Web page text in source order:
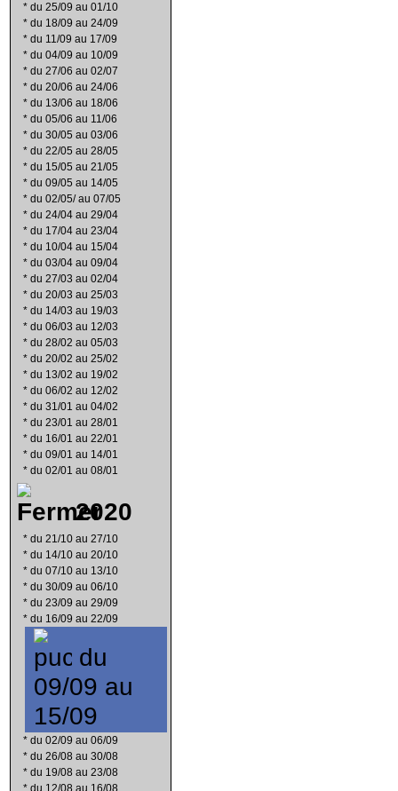
* du 25/09 au 01/10
* du 18/09 au 24/09
* du 11/09 au 17/09
* du 04/09 au 10/09
* du 27/06 au 02/07
* du 20/06 au 24/06
* du 13/06 au 18/06
* du 05/06 au 11/06
* du 30/05 au 03/06
* du 22/05 au 28/05
* du 15/05 au 21/05
* du 09/05 au 14/05
* du 02/05/ au 07/05
* du 24/04 au 29/04
* du 17/04 au 23/04
* du 10/04 au 15/04
* du 03/04 au 09/04
* du 27/03 au 02/04
* du 20/03 au 25/03
* du 14/03 au 19/03
* du 06/03 au 12/03
* du 28/02 au 05/03
* du 20/02 au 25/02
* du 13/02 au 19/02
* du 06/02 au 12/02
* du 31/01 au 04/02
* du 23/01 au 28/01
* du 16/01 au 22/01
* du 09/01 au 14/01
* du 02/01 au 08/01
2020
* du 21/10 au 27/10
* du 14/10 au 20/10
* du 07/10 au 13/10
* du 30/09 au 06/10
* du 23/09 au 29/09
* du 16/09 au 22/09
du
09/09 au
15/09
* du 02/09 au 06/09
* du 26/08 au 30/08
* du 19/08 au 23/08
* du 12/08 au 16/08